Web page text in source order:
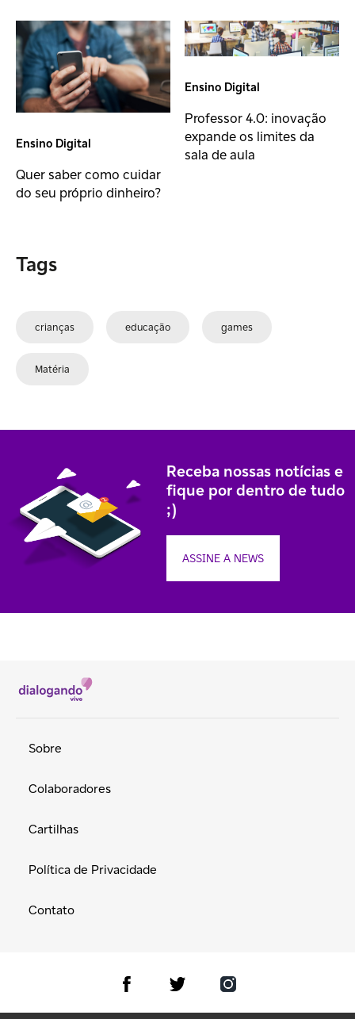
Ensino Digital
Quer saber como cuidar
do seu próprio dinheiro?
Ensino Digital
Professor 4.0: inovação
expande os limites da
sala de aula
Tags
crianças educação games
Matéria
Receba nossas notícias e
fique por dentro de tudo
;)
ASSINE A NEWS
Sobre
Colaboradores
Cartilhas
Política de Privacidade
Contato